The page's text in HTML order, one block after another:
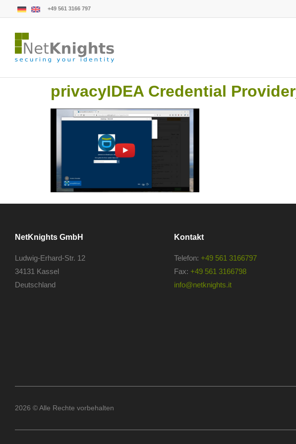
+49 561 3166 797
privacyIDEA Credential Provider_
NetKnights GmbH
Ludwig-Erhard-Str. 12
34131 Kassel
Deutschland
Kontakt
Telefon: +49 561 3166797
Fax: +49 561 3166798
info@netknights.it
2026 © Alle Rechte vorbehalten